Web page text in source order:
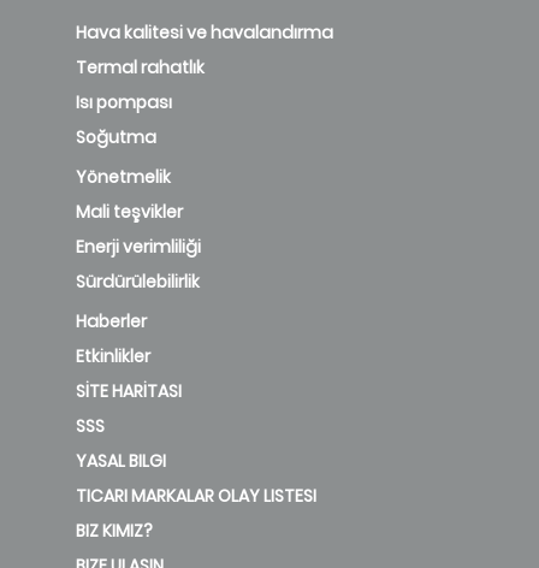
Hava kalitesi ve havalandırma
Termal rahatlık
Isı pompası
Soğutma
Yönetmelik
Mali teşvikler
Enerji verimliliği
Sürdürülebilirlik
Haberler
Etkinlikler
SİTE HARİTASI
SSS
YASAL BILGI
TICARI MARKALAR OLAY LISTESI
BIZ KIMIZ?